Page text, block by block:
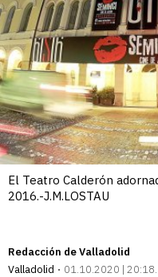
El Teatro Calderón
2016.-J.M.LOSTAU
Redacción de Valladolid
Valladolid
01.10.2020 | 20:18